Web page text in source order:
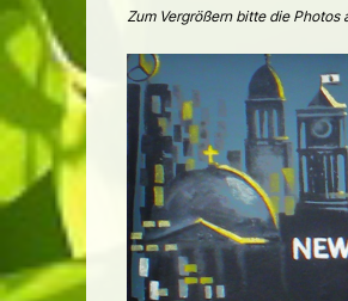
Zum Vergrößern bitte die Photos